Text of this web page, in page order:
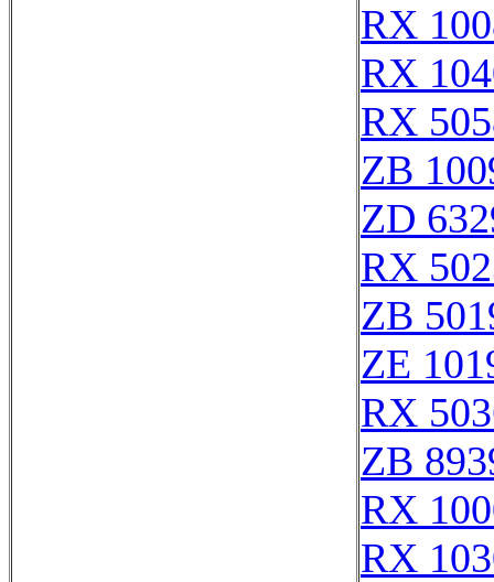
RX
RX
RX
ZB
ZD
RX
ZB
ZE
RX
ZB
RX
RX